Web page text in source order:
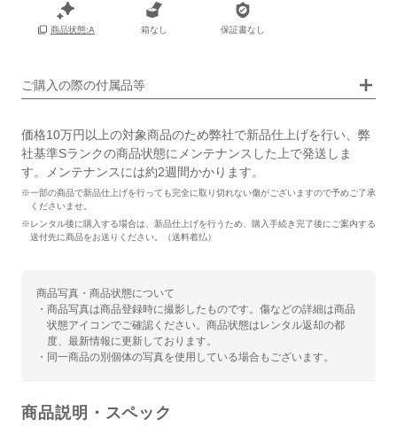
商品状態:A 箱なし 保証書なし
ご購入の際の付属品等
価格10万円以上の対象商品のため弊社で新品仕上げを行い、弊
社基準Sランクの商品状態にメンテナンスした上で発送しま
す。メンテナンスには約2週間かかります。
※一部の商品で新品仕上げを行っても完全に取り切れない傷がございますので予めご了承
くださいませ。
※レンタル後に購入する場合は、新品仕上げを行うため、購入手続き完了後にご案内する
送付先に商品をお送りください。（送料着払）
商品写真・商品状態について
・商品写真は商品登録時に撮影したものです。傷などの詳細は商品
状態アイコンでご確認ください。商品状態はレンタル返却の都
度、最新情報に更新しております。
・同一商品の別個体の写真を使用している場合もございます。
商品説明・スペック